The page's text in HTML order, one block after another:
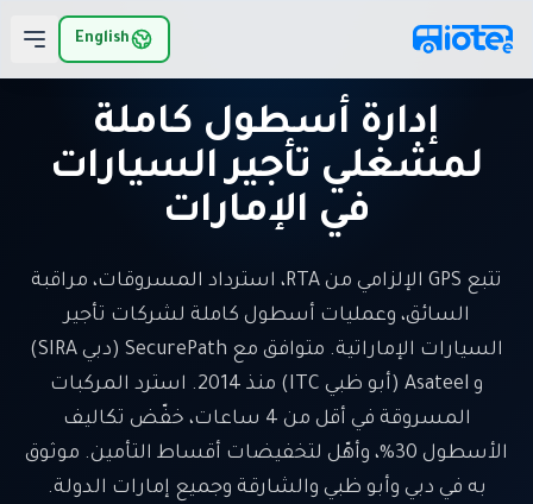
English
إدارة أسطول كاملة
لمشغلي تأجير السيارات
في الإمارات
تتبع GPS الإلزامي من RTA، استرداد المسروقات، مراقبة
السائق، وعمليات أسطول كاملة لشركات تأجير
السيارات الإماراتية. متوافق مع SecurePath (دبي SIRA)
و Asateel (أبو ظبي ITC) منذ 2014. استرد المركبات
المسروقة في أقل من 4 ساعات، خفّض تكاليف
الأسطول 30%، وأهّل لتخفيضات أقساط التأمين. موثوق
به في دبي وأبو ظبي والشارقة وجميع إمارات الدولة.